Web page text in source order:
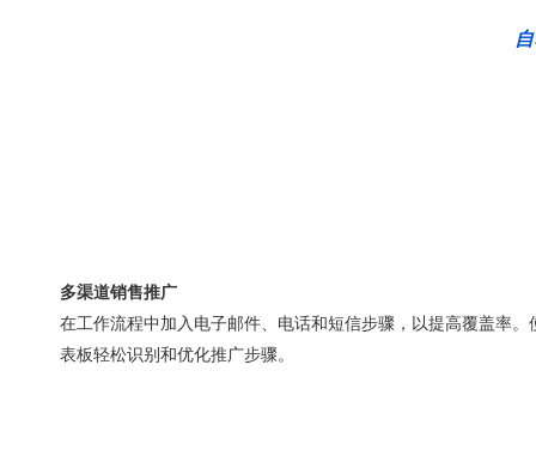
多渠道销售推广
在工作流程中加入电子邮件、电话和短信步骤，以提高覆盖率
表板轻松识别和优化推广步骤。